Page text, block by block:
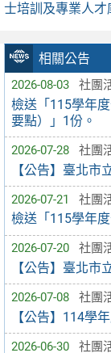
相關公告
2026-08-03 社團
檢送「115學年
要點）」1份。
2026-07-28 社團
【公告】臺北
2026-07-21 社團
檢送「115學年
2026-07-20 社團
【公告】臺北
2026-07-08 社團
【公告】114學
2026-06-30 社團
士培訓及專業人才